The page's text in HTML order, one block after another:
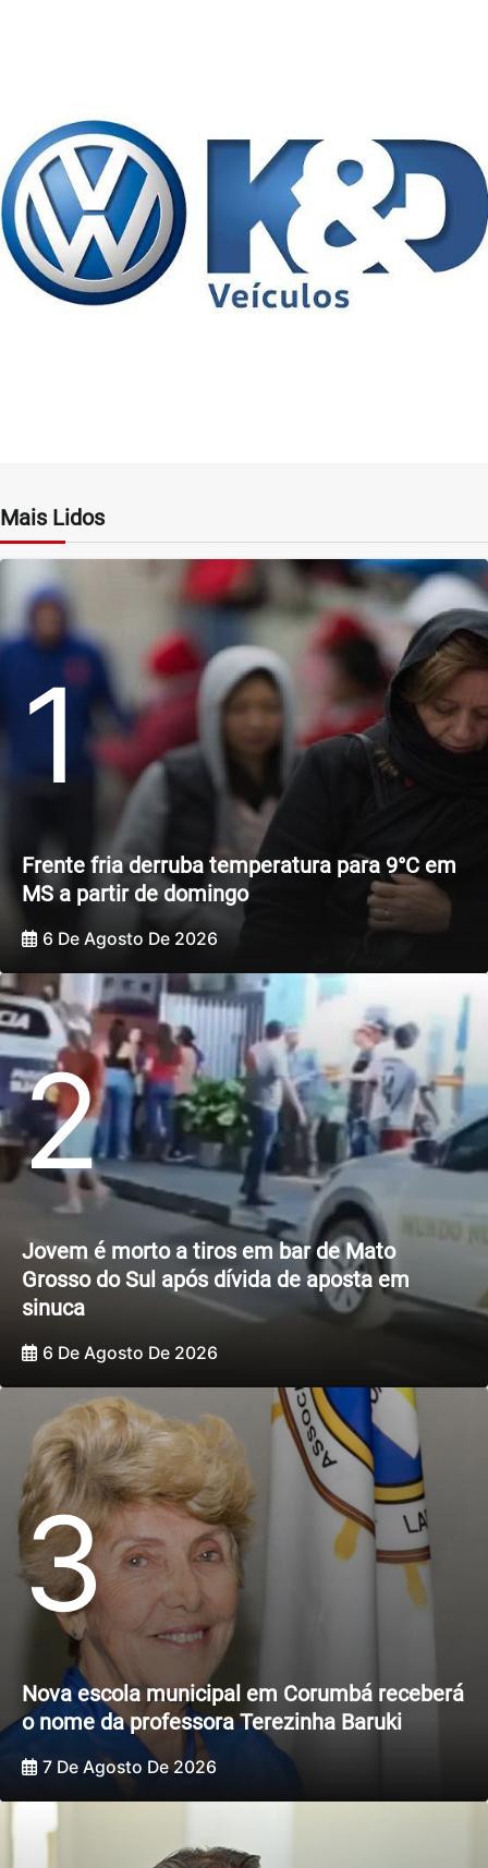
Mais Lidos
1
Frente fria derruba temperatura para 9°C em
MS a partir de domingo
6 De Agosto De 2026
2
Jovem é morto a tiros em bar de Mato
Grosso do Sul após dívida de aposta em
sinuca
6 De Agosto De 2026
3
Nova escola municipal em Corumbá receberá
o nome da professora Terezinha Baruki
7 De Agosto De 2026